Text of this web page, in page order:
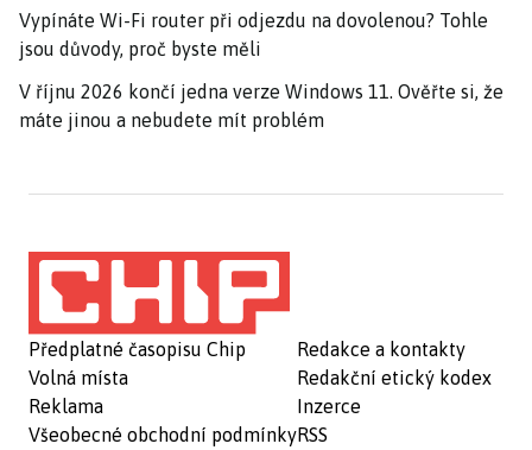
Vypínáte Wi-Fi router při odjezdu na dovolenou? Tohle
jsou důvody, proč byste měli
V říjnu 2026 končí jedna verze Windows 11. Ověřte si, že
máte jinou a nebudete mít problém
Předplatné časopisu Chip
Volná místa
Reklama
Všeobecné obchodní podmínky
Redakce a kontakty
Redakční etický kodex
Inzerce
RSS